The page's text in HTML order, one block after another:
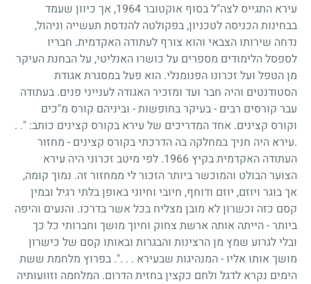
עירא התגייס לצה"ל בסוף אוקטובר1964, אך כיוון שעמד
בבחינות הכניסה לטכניון, בפקולטה להנדסת תעשייה וניהול,
נדחה שירותו הצבאי והוא צורף לעתודה האקדמית. חבריו
לספסל הלימודים מספרים על כושרו האנליטי, על הבחנת העיקר
מן הטפל ועל זכרונו הפנומנלי. הוא פעל במסגרת אגודת
הסטודנטים והיה חבר ועד ומזכיר האגודה לענייני פנים. בעתודה
עבר קורסים רבים - בעיקר בחופשות - וביניהם קורס מ"כים
וקורס קצינים. אחד המדריכים של עירא בקורס קצינים כותב: ". .
.עירא היה חניך במחלקה בה הדרכתי בקורס קצינים - מחזור
העתודה האקדמית בקיץ 1966. לפי מיטב זכרוני היה עירא
הצוער הבולט והמוכשר ביותר הזכור לי ממחזור זה. נמוך קומה,
אך בוגר ויוזם, יוזם ודוחף, חיובי וחיוני באופן בלתי רגיל ובמין
קסם כזה וכשרון לא מובן מצליח בכל אשר בדרכו. והנעים והיפה
ביותר - הייתה אותה ארשת צחוק וחיוך מושך וחברותי כל כך
ובלי לגרוע שמץ מן הרצינות והבגרות ובאותו קסם של כישרון
מושך אותו אליו - המנהיגות שבעירא . . .". בפרוץ מלחמת ששת
הימים נקרא לדגל ולחם כקצין בחזית הדרום. המלחמה וזוועותיה